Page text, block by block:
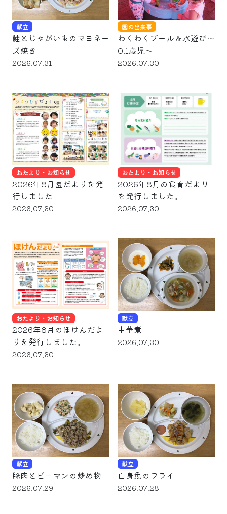
献立
鮭とじゃがいものマヨネー
ズ焼き
2026.07.31
園の出来事
わくわくプール＆水遊び～
0.1歳児～
2026.07.30
おたより・お知らせ
2026年8月園だよりを発
行しました
2026.07.30
おたより・お知らせ
2026年8月の食育だより
を発行しました。
2026.07.30
おたより・お知らせ
2026年8月のほけんだよ
りを発行しました。
2026.07.30
献立
中華煮
2026.07.30
献立
豚肉とピーマンの炒め物
2026.07.29
献立
白身魚のフライ
2026.07.28